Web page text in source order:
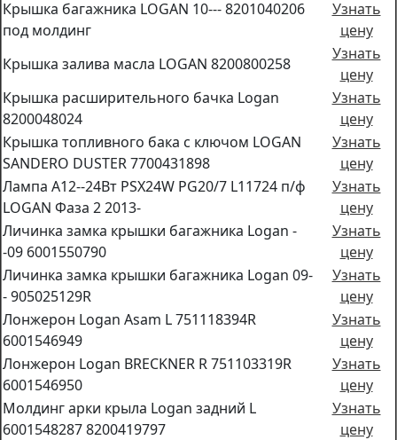
Крышка багажника LOGAN 10--- 8201040206
под молдинг
Узнать
цену
Крышка залива масла LOGAN 8200800258
Узнать
цену
Крышка расширительного бачка Logan
8200048024
Узнать
цену
Крышка топливного бака с ключом LOGAN
SANDERO DUSTER 7700431898
Узнать
цену
Лампа А12--24Вт PSX24W PG20/7 L11724 п/ф
LOGAN Фаза 2 2013-
Узнать
цену
Личинка замка крышки багажника Logan -
-09 6001550790
Узнать
цену
Личинка замка крышки багажника Logan 09-
- 905025129R
Узнать
цену
Лонжерон Logan Asam L 751118394R
6001546949
Узнать
цену
Лонжерон Logan BRECKNER R 751103319R
6001546950
Узнать
цену
Молдинг арки крыла Logan задний L
6001548287 8200419797
Узнать
цену